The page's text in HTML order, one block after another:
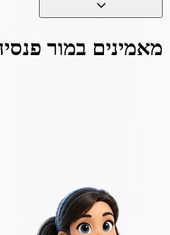
מאמינים במור